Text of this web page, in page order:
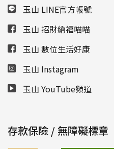
玉山 LINE官方帳號
玉山 招財納福喵喵
玉山 數位生活好康
玉山 Instagram
玉山 YouTube頻道
存款保險 / 無障礙標章